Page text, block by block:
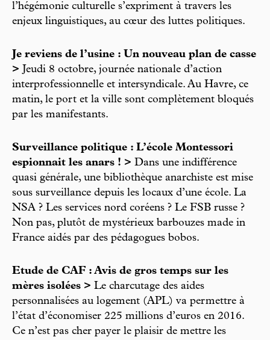
l’hégémonie culturelle s’expriment à travers les
enjeux linguistiques, au cœur des luttes politiques.
Je reviens de l’usine : Un nouveau plan de casse
> Jeudi 8 octobre, journée nationale d’action
interprofessionnelle et intersyndicale. Au Havre, ce
matin, le port et la ville sont complètement bloqués
par les manifestants.
Surveillance politique : L’école Montessori
espionnait les anars ! > Dans une indifférence
quasi générale, une bibliothèque anarchiste est mise
sous surveillance depuis les locaux d’une école. La
NSA ? Les services nord coréens ? Le FSB russe ?
Non pas, plutôt de mystérieux barbouzes made in
France aidés par des pédagogues bobos.
Etude de CAF : Avis de gros temps sur les
mères isolées > Le charcutage des aides
personnalisées au logement (APL) va permettre à
l’état d’économiser 225 millions d’euros en 2016.
Ce n’est pas cher payer le plaisir de mettre les